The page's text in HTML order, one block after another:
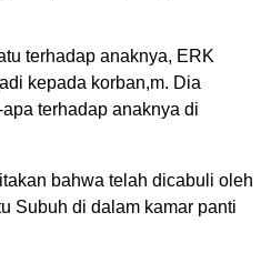
terhadap anaknya, ERK
kepada korban,m. Dia
terhadap anaknya di
bahwa telah dicabuli oleh
Subuh di dalam kamar panti